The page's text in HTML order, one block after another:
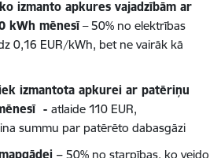
izmanto apkures vajadzībām ar
kWh mēnesī– 50% no elektrības
0,16 EUR/kWh, bet ne vairāk kā
izmantota apkurei ar patēriņu
- atlaide 110 EUR,
summu par patērēto dabasgāzi
– 50% no starpības, ko veido